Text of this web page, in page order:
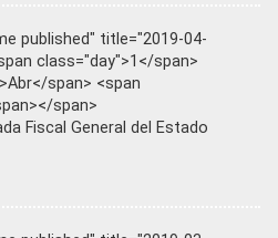
published" title="2019-04-
class="day">1</span>
span> <span
span>
Fiscal General del Estado